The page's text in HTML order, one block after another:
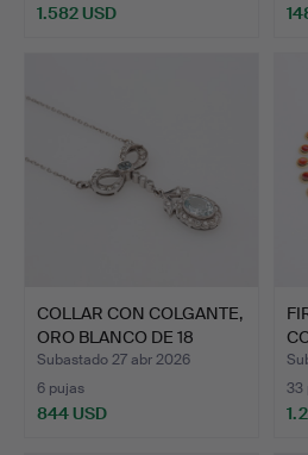
1.582 USD
COLLAR CON COLGANTE,
ORO BLANCO DE 18
QUIL…
Subastado 27 abr 2026
6 pujas
844 USD
33